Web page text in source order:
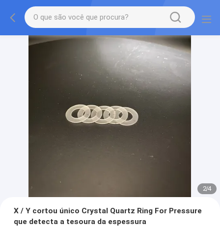
2/4
X / Y cortou único Crystal Quartz Ring For Pressure
que detecta a tesoura da espessura